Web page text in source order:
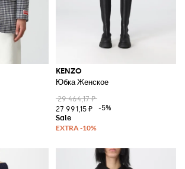
KENZO
Юбка Женское
29 464,17 ₽
27 991,15 ₽
-5%